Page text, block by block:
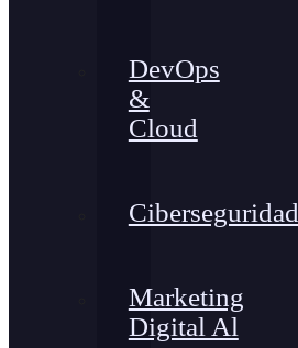
DevOps
&
Cloud
Ciberseguridad
Marketing
Digital Al